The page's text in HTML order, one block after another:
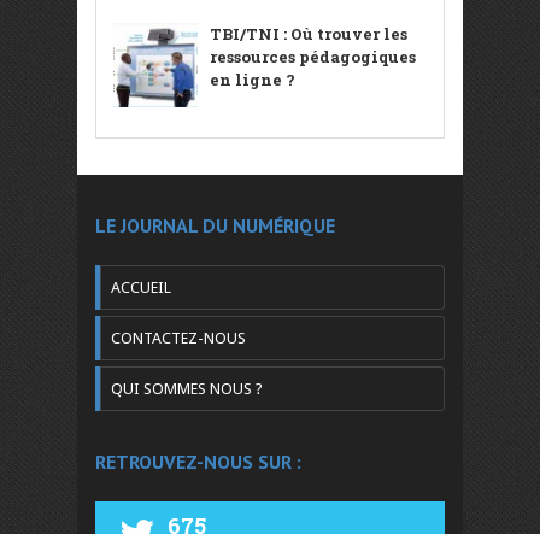
TBI/TNI : Où trouver les
ressources pédagogiques
en ligne ?
LE JOURNAL DU NUMÉRIQUE
ACCUEIL
CONTACTEZ-NOUS
QUI SOMMES NOUS ?
RETROUVEZ-NOUS SUR :
675